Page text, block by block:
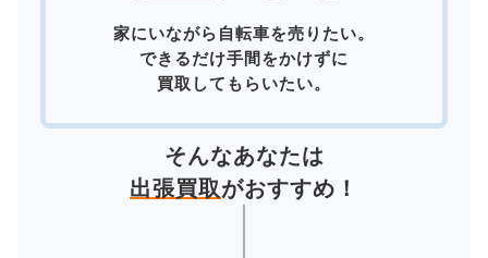
家にいながら自転車を売りたい。
できるだけ手間をかけずに
買取してもらいたい。
そんなあなたは
出張買取がおすすめ！